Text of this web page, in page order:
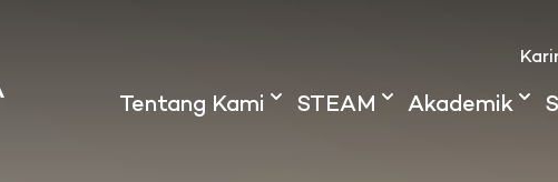
Tentang Kami STEAM Akademik